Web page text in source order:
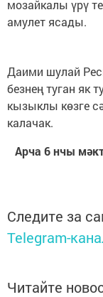
мозайкалы үрү
амулет ясады.
Даими шулай
безнең туган як
кызыклы көзге
калачак.
Арча 6 нчы
Следите за
Telegram-
Читайте